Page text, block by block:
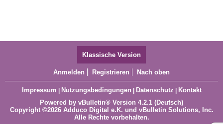
Klassische Version
Anmelden Registrieren Nach oben
Impressum Nutzungsbedingungen Datenschutz
Kontakt
Powered by vBulletin® Version 4.2.1 (Deutsch)
Copyright ©2026 Adduco Digital e.K. und vBulletin Solutions, Inc.
Alle Rechte vorbehalten.